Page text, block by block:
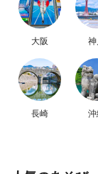
大阪
長崎